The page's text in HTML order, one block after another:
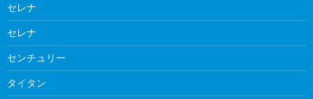
セレナ
セレナ
センチュリー
タイタン